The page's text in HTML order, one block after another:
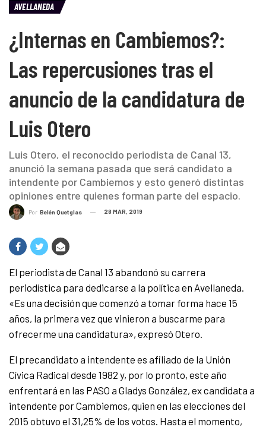
AVELLANEDA
¿Internas en Cambiemos?:
Las repercusiones tras el
anuncio de la candidatura de
Luis Otero
Luis Otero, el reconocido periodista de Canal 13,
anunció la semana pasada que será candidato a
intendente por Cambiemos y esto generó distintas
opiniones entre quienes forman parte del espacio.
Por Belén Quetglas 28 MAR, 2019
El periodista de Canal 13 abandonó su carrera
periodística para dedicarse a la política en Avellaneda.
«Es una decisión que comenzó a tomar forma hace 15
años, la primera vez que vinieron a buscarme para
ofrecerme una candidatura», expresó Otero.
El precandidato a intendente es afiliado de la Unión
Cívica Radical desde 1982 y, por lo pronto, este año
enfrentará en las PASO a Gladys González, ex candidata a
intendente por Cambiemos, quien en las elecciones del
2015 obtuvo el 31,25% de los votos. Hasta el momento,